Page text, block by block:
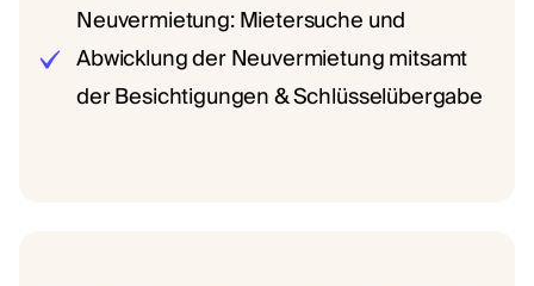
Neuvermietung: Mietersuche und
Abwicklung der Neuvermietung mitsamt
der Besichtigungen & Schlüsselübergabe